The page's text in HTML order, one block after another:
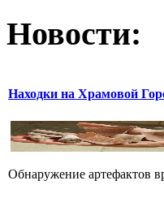
Новости:
Находки на Храмовой
Обнаружение артефактов